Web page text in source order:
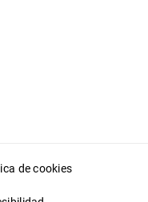
de cookies